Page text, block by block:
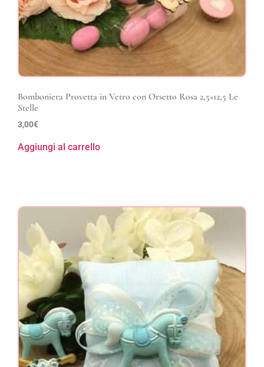
Bomboniera Provetta in Vetro con Orsetto Rosa 2,5×12,5 Le
Stelle
3,00€
Aggiungi al carrello